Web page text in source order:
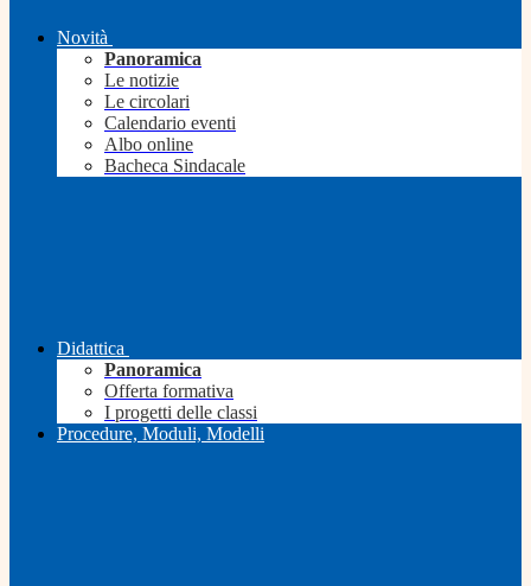
Novità
Panoramica
Le notizie
Le circolari
Calendario eventi
Albo online
Bacheca Sindacale
Didattica
Panoramica
Offerta formativa
I progetti delle classi
Procedure, Moduli, Modelli